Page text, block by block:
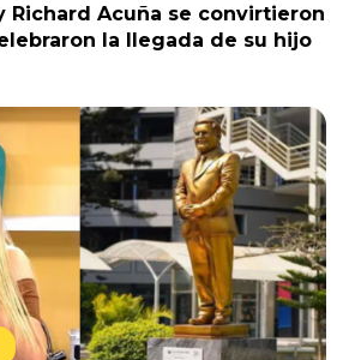
Richard Acuña se convirtieron
la llegada de su hijo